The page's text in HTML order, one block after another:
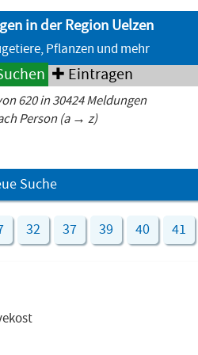
in der Region Uelzen
Pflanzen und mehr
✚ Eintragen
620 in 30424 Meldungen
Person (a → z)
Suche
32 37 39 40 41